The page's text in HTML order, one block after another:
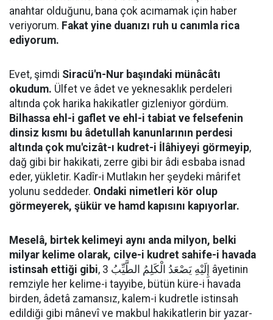
anahtar olduğunu, bana çok acımamak için haber
veriyorum. Fakat yine duanızı ruh u canımla rica
ediyorum.
Evet, şimdi Siracü'n-Nur başındaki münâcâtı
okudum. Ülfet ve âdet ve yeknesaklık perdeleri
altında çok harika hakikatler gizleniyor gördüm.
Bilhassa ehl-i gaflet ve ehl-i tabiat ve felsefenin
dinsiz kısmı bu âdetullah kanunlarının perdesi
altında çok mu'cizât-ı kudret-i İlâhiyeyi görmeyip,
dağ gibi bir hakikati, zerre gibi bir âdi esbaba isnad
eder, yükletir. Kadîr-i Mutlakın her şeydeki mârifet
yolunu seddeder. Ondaki nimetleri kör olup
görmeyerek, şükür ve hamd kapısını kapıyorlar.
Meselâ, birtek kelimeyi aynı anda milyon, belki
milyar kelime olarak, cilve-i kudret sahife-i havada
istinsah ettiği gibi, إِلَيْهِ يَصْعَدُ الْكَلِمُ الطَّيِّبُ 3 âyetinin
remziyle her kelime-i tayyibe, bütün küre-i havada
birden, âdetâ zamansız, kalem-i kudretle istinsah
edildiği gibi mânevî ve makbul hakikatlerin bir yazar-